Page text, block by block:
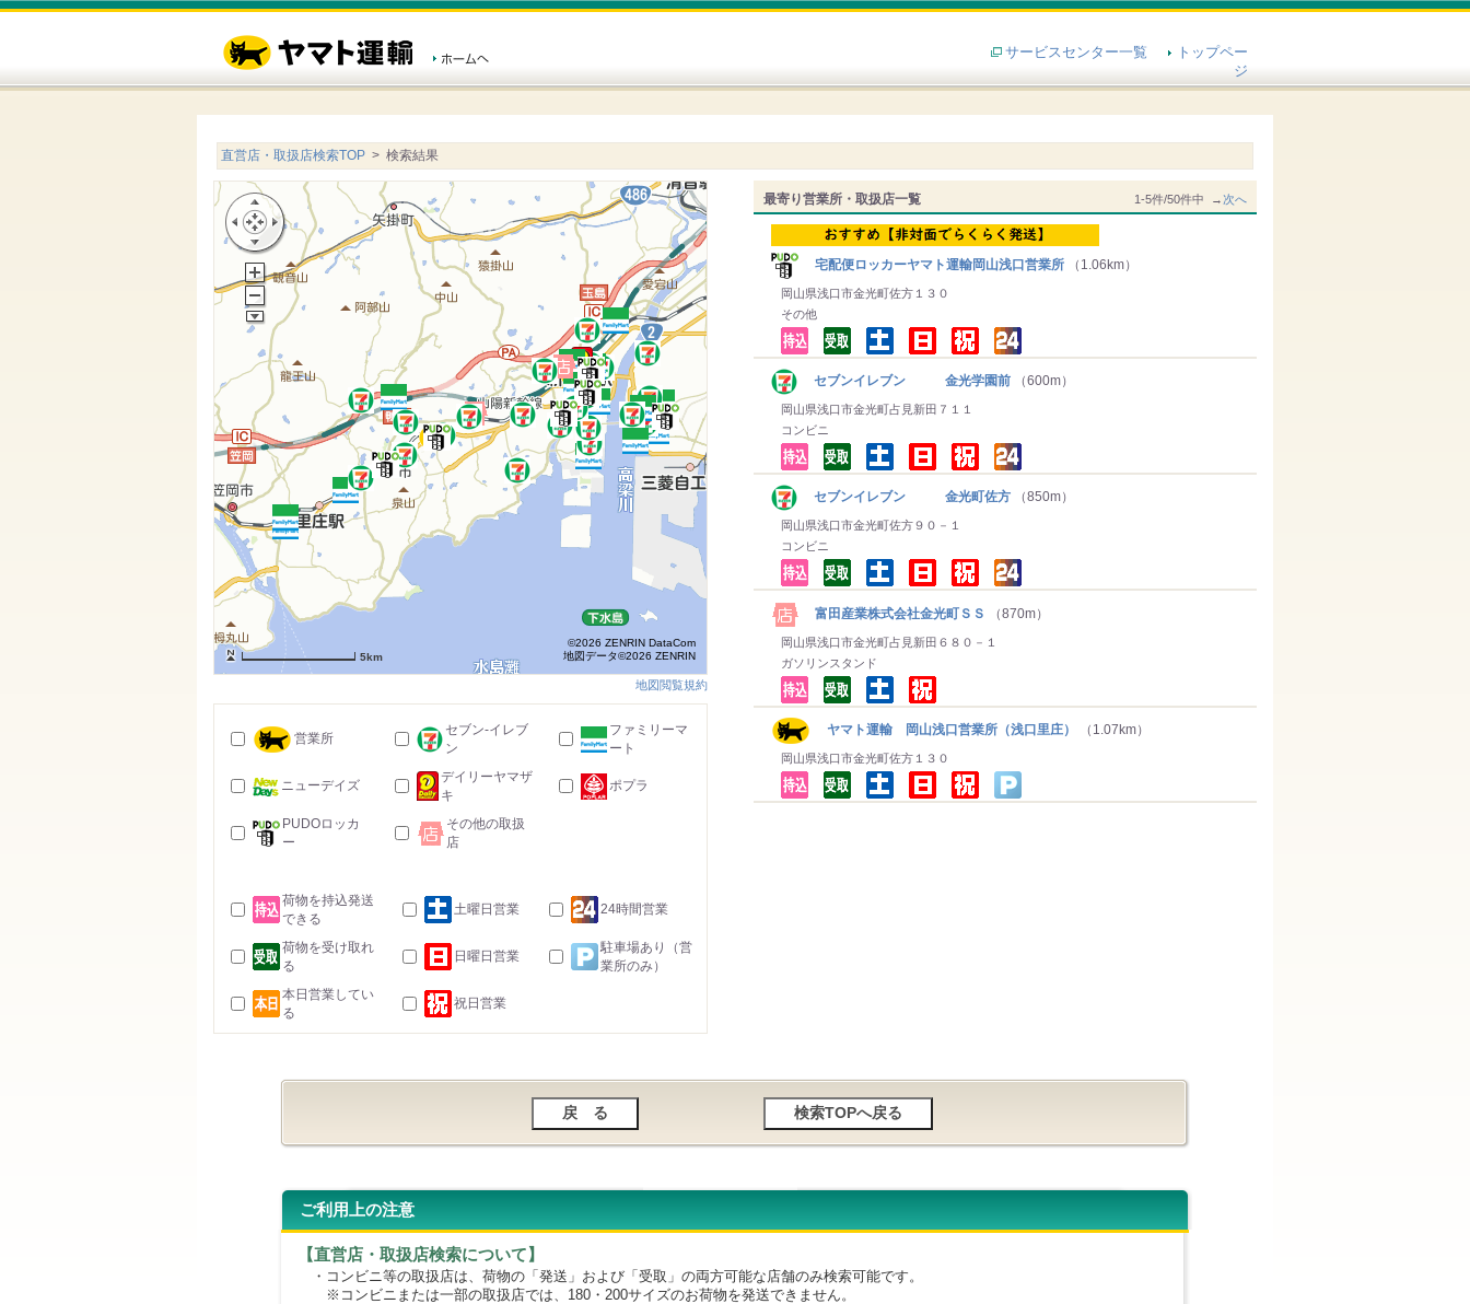
サービスセンター一覧
トップペー
ジ
直営店・取扱店検索TOP > 検索結果
最寄り営業所・取扱店一覧 1-5件/50件中 →次へ
宅配便ロッカーヤマト運輸岡山浅口営業所 （1.06km）
岡山県浅口市金光町佐方１３０
その他
セブンイレブン 金光学園前 （600m）
岡山県浅口市金光町占見新田７１１
コンビニ
セブンイレブン 金光町佐方 （850m）
岡山県浅口市金光町佐方９０－１
コンビニ
富田産業株式会社金光町ＳＳ （870m）
岡山県浅口市金光町占見新田６８０－１
ガソリンスタンド
ヤマト運輸 岡山浅口営業所（浅口里庄） （1.07km）
岡山県浅口市金光町佐方１３０
5km
©2026 ZENRIN DataCom
地図データ©2026 ZENRIN
地図閲覧規約
営業所
セブン-イレブ
ン
ファミリーマ
ート
ニューデイズ
デイリーヤマザ
キ
ポプラ
PUDOロッカ
ー
その他の取扱
店
荷物を持込発送
できる
土曜日営業 24時間営業
荷物を受け取れ
る
日曜日営業
駐車場あり（営
業所のみ）
本日営業してい
る
祝日営業
ご利用上の注意
【直営店・取扱店検索について】
・コンビニ等の取扱店は、荷物の「発送」および「受取」の両方可能な店舗のみ検索可能です。
※コンビニまたは一部の取扱店では、180・200サイズのお荷物を発送できません。